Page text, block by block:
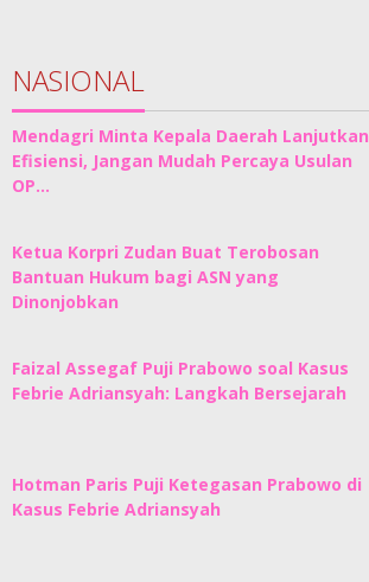
NASIONAL
Mendagri Minta Kepala Daerah Lanjutkan
Efisiensi, Jangan Mudah Percaya Usulan
OP…
Ketua Korpri Zudan Buat Terobosan
Bantuan Hukum bagi ASN yang
Dinonjobkan
Faizal Assegaf Puji Prabowo soal Kasus
Febrie Adriansyah: Langkah Bersejarah
Hotman Paris Puji Ketegasan Prabowo di
Kasus Febrie Adriansyah